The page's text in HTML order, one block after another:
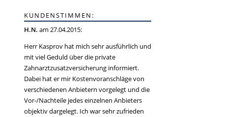
KUNDENSTIMMEN:
H.N. am 27.04.2015:
Herr Kasprov hat mich sehr ausführlich und
mit viel Geduld über die private
Zahnarztzusatzversicherung informiert.
Dabei hat er mir Kostenvoranschläge von
verschiedenen Anbietern vorgelegt und die
Vor-/Nachteile jedes einzelnen Anbieters
objektiv dargelegt. Ich war sehr zufrieden